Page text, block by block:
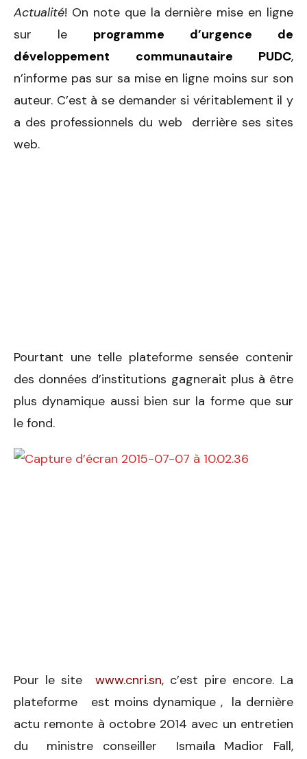
Actualité! On note que la dernière mise en ligne
sur le programme d’urgence de
développement communautaire PUDC,
n’informe pas sur sa mise en ligne moins sur son
auteur. C’est à se demander si véritablement il y
a des professionnels du web derrière ses sites
web.
Pourtant une telle plateforme sensée contenir
des données d’institutions gagnerait plus à être
plus dynamique aussi bien sur la forme que sur
le fond.
Pour le site www.cnri.sn, c’est pire encore. La
plateforme est moins dynamique , la dernière
actu remonte à octobre 2014 avec un entretien
du ministre conseiller Ismaïla Madior Fall,